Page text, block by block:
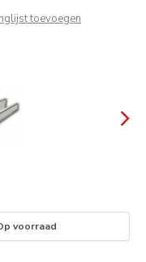
toevoegen
voorraad